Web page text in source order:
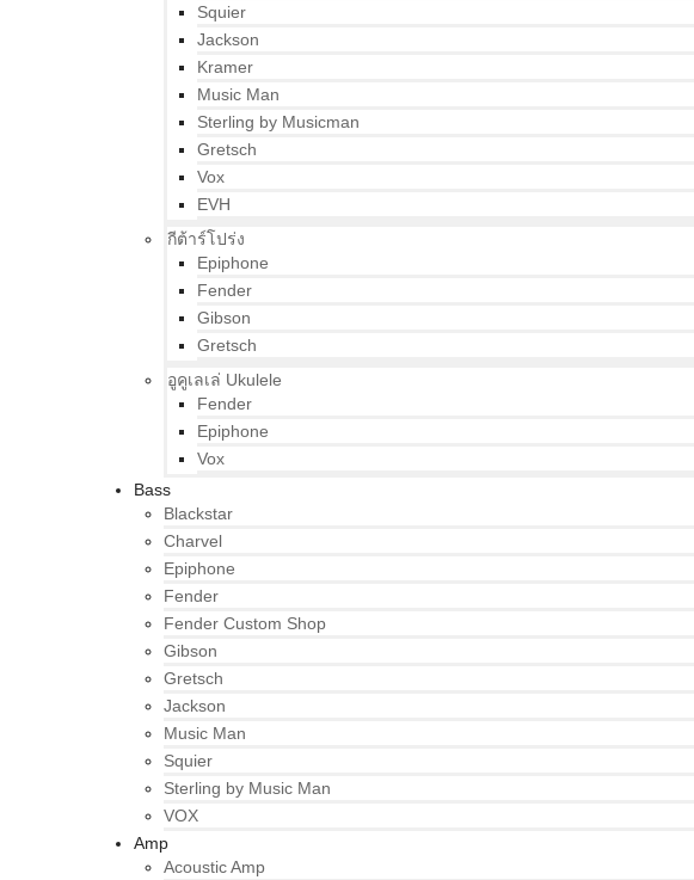
Squier
Jackson
Kramer
Music Man
Sterling by Musicman
Gretsch
Vox
EVH
กีต้าร์โปร่ง
Epiphone
Fender
Gibson
Gretsch
อูคูเลเล่ Ukulele
Fender
Epiphone
Vox
Bass
Blackstar
Charvel
Epiphone
Fender
Fender Custom Shop
Gibson
Gretsch
Jackson
Music Man
Squier
Sterling by Music Man
VOX
Amp
Acoustic Amp